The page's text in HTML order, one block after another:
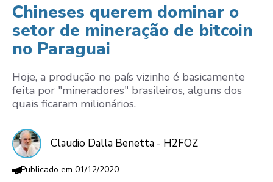
Chineses querem dominar o
setor de mineração de bitcoin
no Paraguai
Hoje, a produção no país vizinho é basicamente
feita por "mineradores" brasileiros, alguns dos
quais ficaram milionários.
Claudio Dalla Benetta - H2FOZ
01/12/2020